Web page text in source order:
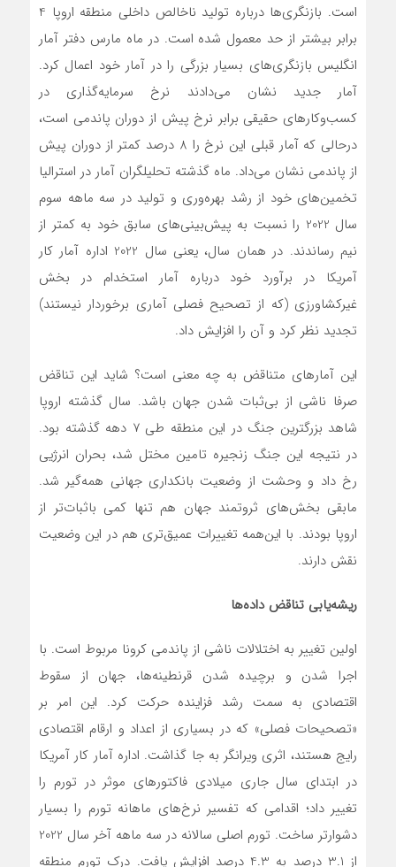
است. بازنگری‌ها درباره تولید ناخالص داخلی منطقه اروپا 4
برابر بیشتر از حد معمول شده است. در ماه مارس دفتر آمار
انگلیس بازنگری‌های بسیار بزرگی را در آمار خود اعمال کرد.
آمار جدید نشان می‌دادند نرخ سرمایه‌گذاری در
کسب‌وکارهای حقیقی برابر نرخ پیش از دوران پاندمی است،
درحالی که آمار قبلی این نرخ را 8 درصد کمتر از دوران پیش
از پاندمی نشان می‌داد. ماه گذشته تحلیلگران آمار در استرالیا
تخمین‌های خود از رشد بهره‌وری و تولید در سه ماهه سوم
سال 2022 را نسبت به پیش‌بینی‌های سابق خود به کمتر از
نیم رساندند. در همان سال، یعنی سال 2022 اداره آمار کار
آمریکا در برآورد خود درباره آمار استخدام در بخش
غیرکشاورزی (که از تصحیح فصلی آماری برخوردار نیستند)
تجدید نظر کرد و آن را افزایش داد.
این آمارهای متناقض به چه معنی است؟ شاید این تناقض
صرفا ناشی از بی‌ثبات شدن جهان باشد. سال گذشته اروپا
شاهد بزرگترین جنگ در این منطقه طی 7 دهه گذشته بود.
در نتیجه این جنگ زنجیره تامین مختل شد،‌ بحران انرژیی
رخ داد و وحشت از وضعیت بانکداری جهانی همه‌گیر شد.
مابقی بخش‌های ثروتمند جهان هم تنها کمی باثبات‌تر از
اروپا بودند. با این‌همه تغییرات عمیق‌تری هم در این وضعیت
نقش دارند.
ریشه‌یابی تناقض‌ داده‌ها
اولین تغییر به اختلالات ناشی از پاندمی کرونا مربوط است. با
اجرا شدن و برچیده شدن قرنطینه‌ها، جهان از سقوط
اقتصادی به سمت رشد فزاینده حرکت کرد. این امر بر
«تصحیحات فصلی» که در بسیاری از اعداد و ارقام اقتصادی
رایج هستند، اثری ویرانگر به جا گذاشت. اداره آمار کار آمریکا
در ابتدای سال جاری میلادی فاکتورهای موثر در تورم را
تغییر داد؛ اقدامی که تفسیر نرخ‌های ماهانه تورم را بسیار
دشوارتر ساخت. تورم اصلی سالانه در سه ماهه آخر سال 2022
از 3.1 درصد به 4.3 درصد افزایش یافت. درک تورم منطقه